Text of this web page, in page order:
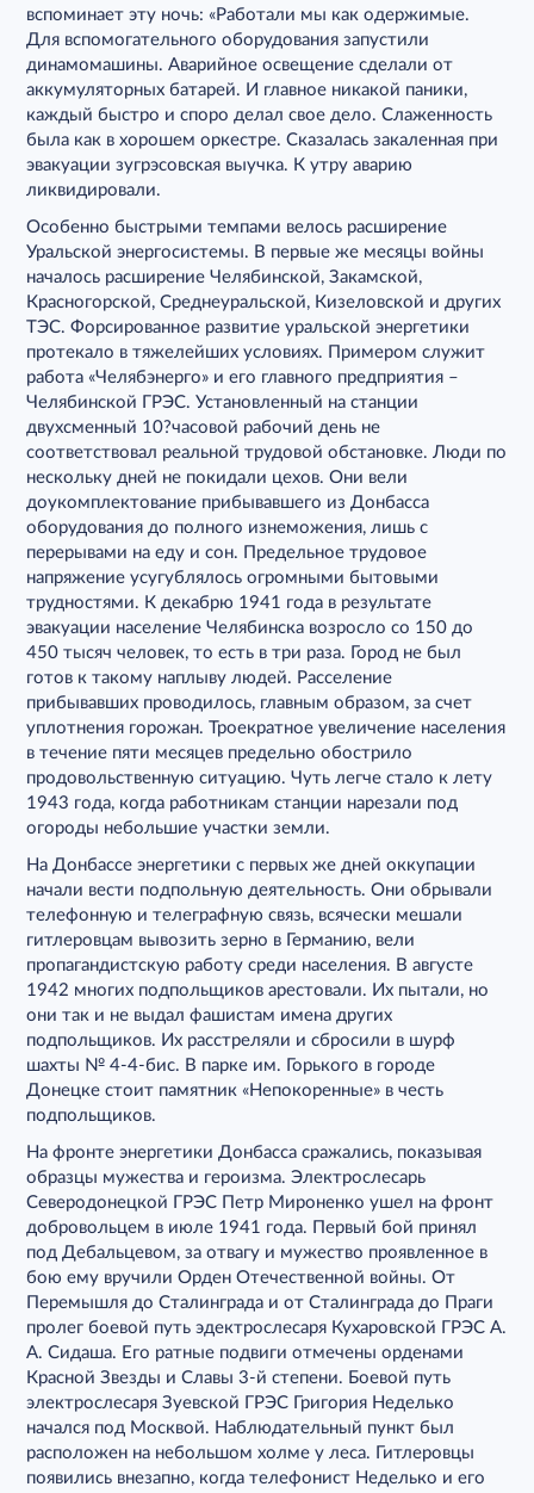
вспоминает эту ночь: «Работали мы как одержимые.
Для вспомогательного оборудования запустили
динамомашины. Аварийное освещение сделали от
аккумуляторных батарей. И главное никакой паники,
каждый быстро и споро делал свое дело. Слаженность
была как в хорошем оркестре. Сказалась закаленная при
эвакуации зугрэсовская выучка. К утру аварию
ликвидировали.
Особенно быстрыми темпами велось расширение
Уральской энергосистемы. В первые же месяцы войны
началось расширение Челябинской, Закамской,
Красногорской, Среднеуральской, Кизеловской и других
ТЭС. Форсированное развитие уральской энергетики
протекало в тяжелейших условиях. Примером служит
работа «Челябэнерго» и его главного предприятия –
Челябинской ГРЭС. Установленный на станции
двухсменный 10?часовой рабочий день не
соответствовал реальной трудовой обстановке. Люди по
нескольку дней не покидали цехов. Они вели
доукомплектование прибывавшего из Донбасса
оборудования до полного изнеможения, лишь с
перерывами на еду и сон. Предельное трудовое
напряжение усугублялось огромными бытовыми
трудностями. К декабрю 1941 года в результате
эвакуации население Челябинска возросло со 150 до
450 тысяч человек, то есть в три раза. Город не был
готов к такому наплыву людей. Расселение
прибывавших проводилось, главным образом, за счет
уплотнения горожан. Троекратное увеличение населения
в течение пяти месяцев предельно обострило
продовольственную ситуацию. Чуть легче стало к лету
1943 года, когда работникам станции нарезали под
огороды небольшие участки земли.
На Донбассе энергетики с первых же дней оккупации
начали вести подпольную деятельность. Они обрывали
телефонную и телеграфную связь, всячески мешали
гитлеровцам вывозить зерно в Германию, вели
пропагандистскую работу среди населения. В августе
1942 многих подпольщиков арестовали. Их пытали, но
они так и не выдал фашистам имена других
подпольщиков. Их расстреляли и сбросили в шурф
шахты № 4-4-бис. В парке им. Горького в городе
Донецке стоит памятник «Непокоренные» в честь
подпольщиков.
На фронте энергетики Донбасса сражались, показывая
образцы мужества и героизма. Электрослесарь
Северодонецкой ГРЭС Петр Мироненко ушел на фронт
добровольцем в июле 1941 года. Первый бой принял
под Дебальцевом, за отвагу и мужество проявленное в
бою ему вручили Орден Отечественной войны. От
Перемышля до Сталинграда и от Сталинграда до Праги
пролег боевой путь эдектрослесаря Кухаровской ГРЭС А.
А. Сидаша. Его ратные подвиги отмечены орденами
Красной Звезды и Славы 3-й степени. Боевой путь
электрослесаря Зуевской ГРЭС Григория Неделько
начался под Москвой. Наблюдательный пункт был
расположен на небольшом холме у леса. Гитлеровцы
появились внезапно, когда телефонист Неделько и его